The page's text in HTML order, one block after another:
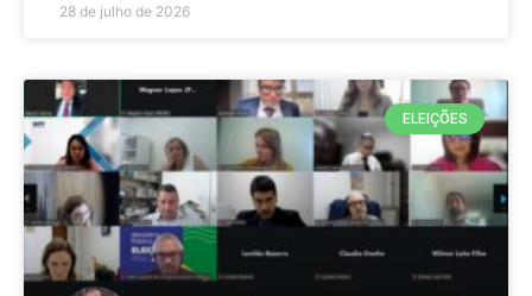
28 de julho de 2026
ELEIÇÕES